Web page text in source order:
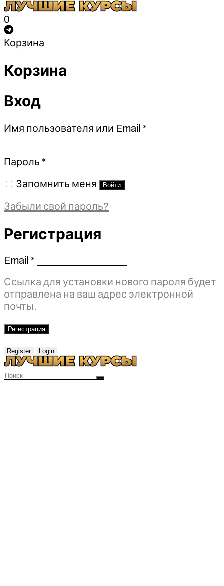
0
Корзина
Корзина
Вход
Имя пользователя или Email *Обязательно
Пароль *Обязательно
Запомнить меня Войти
Забыли свой пароль?
Регистрация
Email *Обязательно
Ссылка для установки нового пароля будет
отправлена ​​на ваш адрес электронной
почты.
Регистрация
Register Login